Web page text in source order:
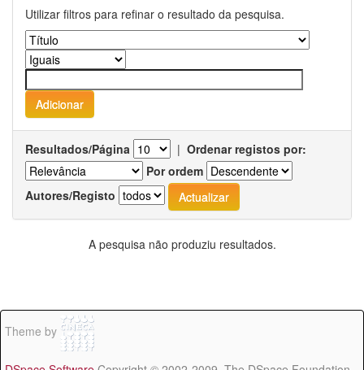
Utilizar filtros para refinar o resultado da pesquisa.
Resultados/Página | Ordenar registos por:
Por ordem
Autores/Registo
A pesquisa não produziu resultados.
Theme by